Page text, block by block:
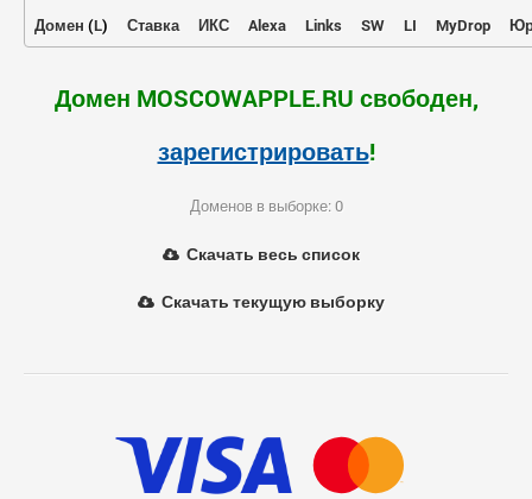
Домен (L) Ставка ИКС Alexa Links SW LI MyDrop
Домен MOSCOWAPPLE.RU свободен,
зарегистрировать!
Доменов в выборке: 0
Скачать весь список
Скачать текущую выборку